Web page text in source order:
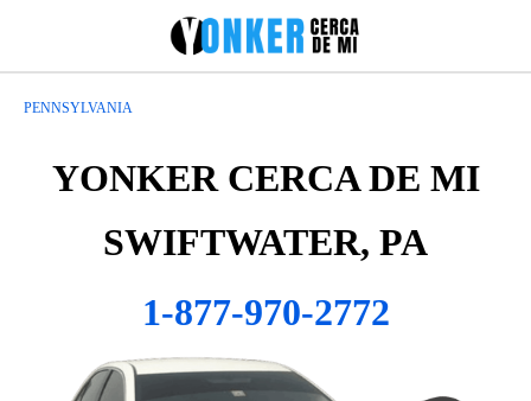
PENNSYLVANIA
YONKER CERCA DE MI
SWIFTWATER, PA
1-877-970-2772